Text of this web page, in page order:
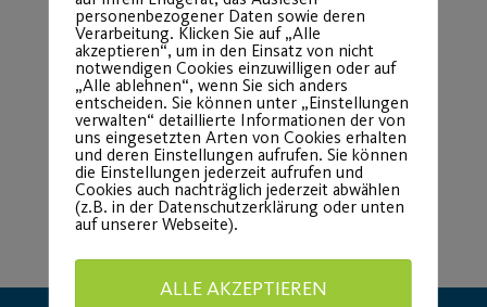
Load More
personenbezogener Daten sowie deren
Verarbeitung. Klicken Sie auf „Alle
akzeptieren“, um in den Einsatz von nicht
notwendigen Cookies einzuwilligen oder auf
„Alle ablehnen“, wenn Sie sich anders
entscheiden. Sie können unter „Einstellungen
verwalten“ detaillierte Informationen der von
uns eingesetzten Arten von Cookies erhalten
und deren Einstellungen aufrufen. Sie können
die Einstellungen jederzeit aufrufen und
Cookies auch nachträglich jederzeit abwählen
(z.B. in der Datenschutzerklärung oder unten
auf unserer Webseite).
ALLE AKZEPTIEREN